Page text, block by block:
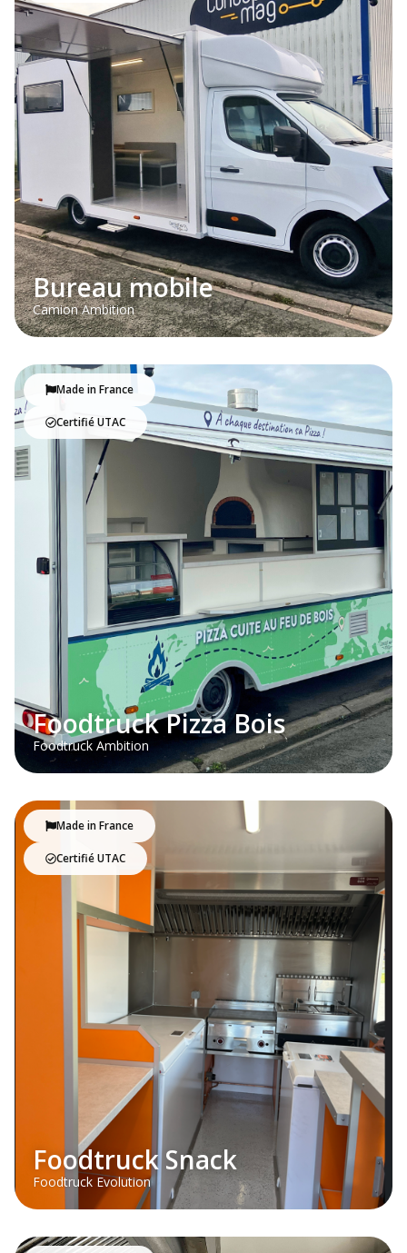
Bureau mobile
Camion Ambition
Made in France
Certifié UTAC
Foodtruck Pizza Bois
Foodtruck Ambition
Made in France
Certifié UTAC
Foodtruck Snack
Foodtruck Evolution